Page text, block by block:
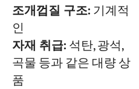
조개껍질 구조:기계적
인
자재 취급:석탄, 광석,
곡물 등과 같은 대량 상
품